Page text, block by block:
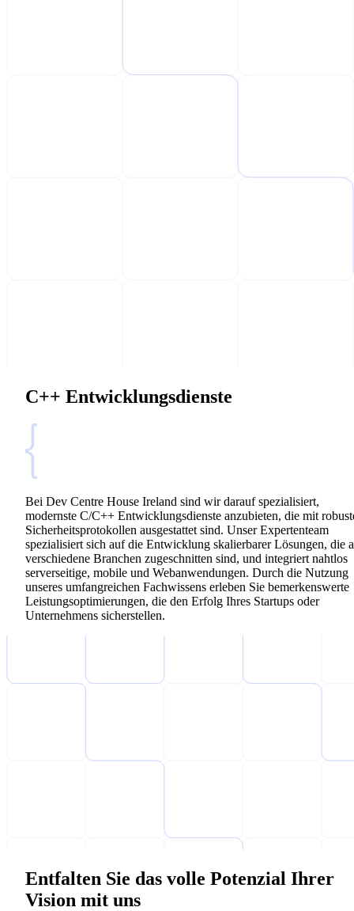
C++ Entwicklungsdienste
Bei Dev Centre House Ireland sind wir darauf spezialisiert,
modernste C/C++ Entwicklungsdienste anzubieten, die mit
Sicherheitsprotokollen ausgestattet sind. Unser Expertenteam
spezialisiert sich auf die Entwicklung skalierbarer Lösungen, die
verschiedene Branchen zugeschnitten sind, und integriert nahtlos
serverseitige, mobile und Webanwendungen. Durch die Nutzung
unseres umfangreichen Fachwissens erleben Sie bemerkenswerte
Leistungsoptimierungen, die den Erfolg Ihres Startups oder
Unternehmens sicherstellen.
Entfalten Sie das volle Potenzial Ihrer
Vision mit uns